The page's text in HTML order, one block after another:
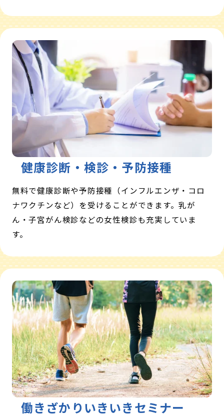
健康診断・検診・予防接種
無料で健康診断や予防接種（インフルエンザ・コロ
ナワクチンなど）を受けることができます。乳が
ん・子宮がん検診などの女性検診も充実していま
す。
働きざかりいきいきセミナー